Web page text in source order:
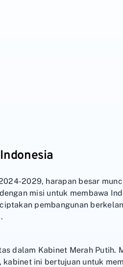
2029, harapan besar
misi untuk membawa
pembangunan
dalam Kabinet Merah Putih.
ini bertujuan untuk